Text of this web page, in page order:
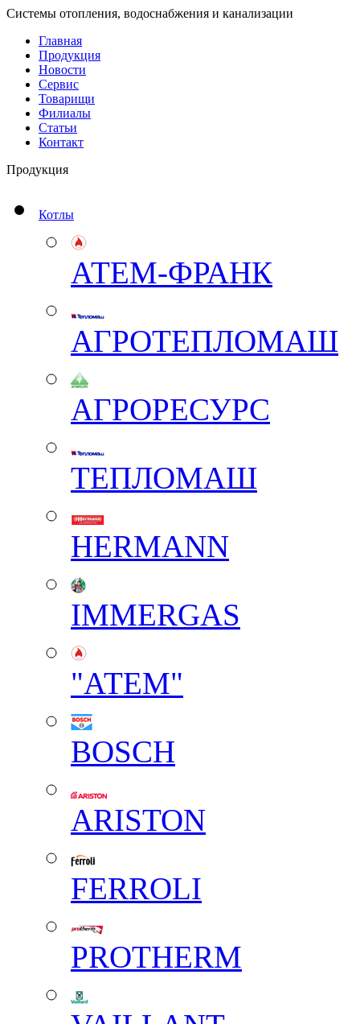
Системы отопления, водоснабжения и канализации
Главная
Продукция
Новости
Сервис
Товарищи
Филиалы
Статьи
Контакт
Продукция
Котлы
АТЕМ-ФРАНК
АГРОТЕПЛОМАШ
АГРОРЕСУРС
ТЕПЛОМАШ
HERMANN
IMMERGAS
"АТЕМ"
BOSCH
ARISTON
FERROLI
PROTHERM